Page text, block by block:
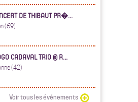
DE THIBAUT PR�...
(69)
CADAVAL TRIO @ R...
(42)
Voir tous les événements